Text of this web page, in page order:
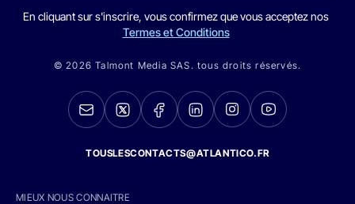
En cliquant sur s'inscrire, vous confirmez que vous acceptez nos
Termes et Conditions
© 2026 Talmont Media SAS. tous droits réservés.
TOUSLESCONTACTS@ATLANTICO.FR
MIEUX NOUS CONNAITRE